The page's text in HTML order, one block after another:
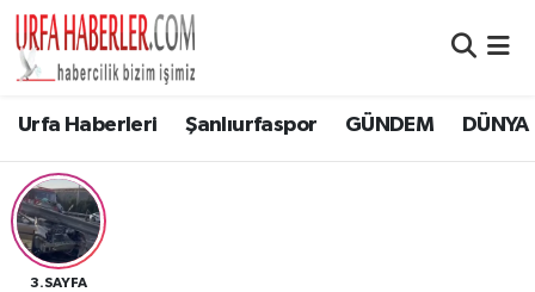
Urfa Haberleri Şanlıurfaspor GÜNDEM DÜNYA
3.SAYFA
Şanlıurfa Nöbetçi Eczaneler
Şanlıurfa Namaz Vakitleri
Şanlıurfa Trafik Yoğunluk Haritası